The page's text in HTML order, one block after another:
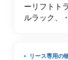
ーリフトト
ルラック、
リース専用の